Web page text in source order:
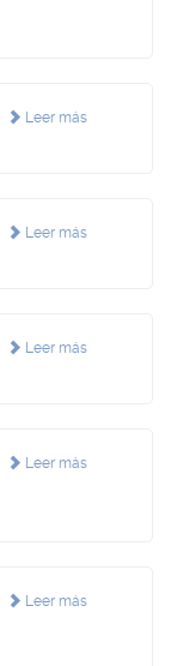
Leer más
Leer más
Leer más
Leer más
Leer más